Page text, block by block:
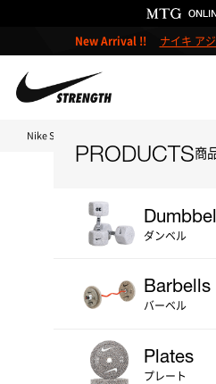
New Arrival !! ナイキ ア
＃バーベル ＃
＃プライオボックス
PRODUCTS商
ダンベル
Barbells
バーベル
Plates
プレート
Nike Strength TOP